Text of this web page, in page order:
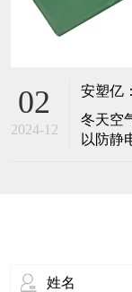
02
2024-12
冬天空
以防静
环境有